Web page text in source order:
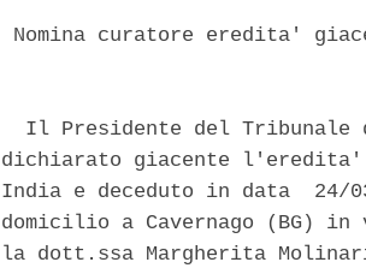
Nomina curatore eredita'
Il Presidente del Tribunale
dichiarato giacente
India e deceduto in data  24/
domicilio a Cavernago (BG)
la dott.ssa Margherita